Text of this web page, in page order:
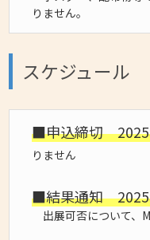
りません。
スケジュール
■申込締切 2025
りません
■結果通知 2025
出展可否について、